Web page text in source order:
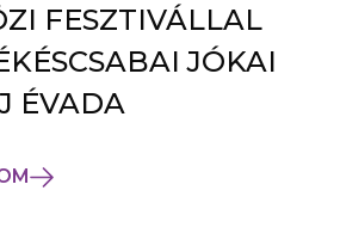
FESZTIVÁLLAL
JÓKAI
ÉVADA